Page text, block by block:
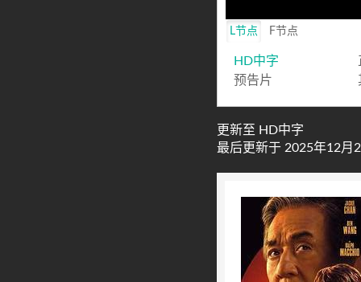
L节点 F节点
HD中字
预告片
更新至 HD中字
最后更新于 2025年12月